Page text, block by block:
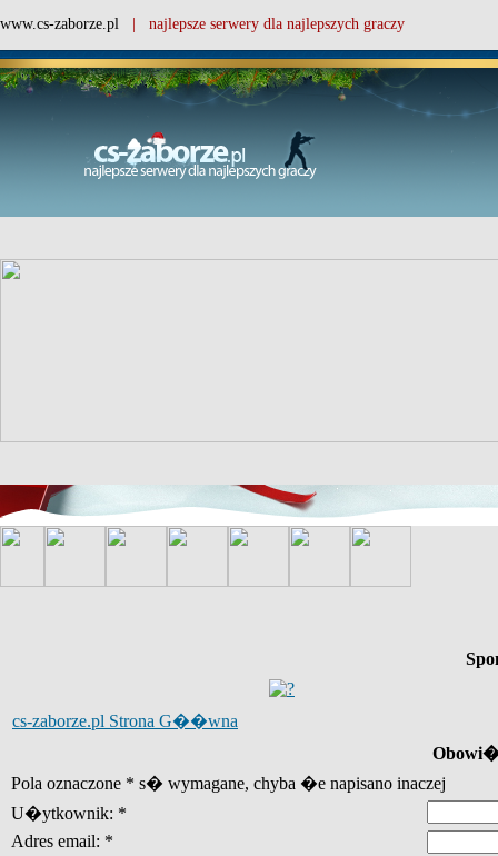
www.cs-zaborze.pl | najlepsze serwery dla najlepszych graczy
cs-zaborze.pl Strona G��wna
Pola oznaczone * s� wymagane, chyba �e napisano inaczej
U�ytkownik: *
Adres email: *